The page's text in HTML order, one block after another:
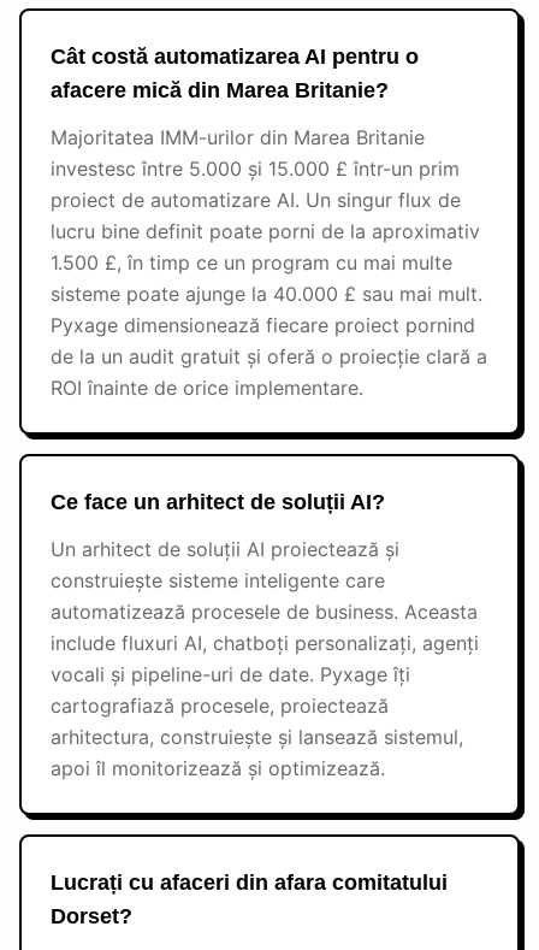
Cât costă automatizarea AI pentru o
afacere mică din Marea Britanie?
Majoritatea IMM-urilor din Marea Britanie
investesc între 5.000 și 15.000 £ într-un prim
proiect de automatizare AI. Un singur flux de
lucru bine definit poate porni de la aproximativ
1.500 £, în timp ce un program cu mai multe
sisteme poate ajunge la 40.000 £ sau mai mult.
Pyxage dimensionează fiecare proiect pornind
de la un audit gratuit și oferă o proiecție clară a
ROI înainte de orice implementare.
Ce face un arhitect de soluții AI?
Un arhitect de soluții AI proiectează și
construiește sisteme inteligente care
automatizează procesele de business. Aceasta
include fluxuri AI, chatboți personalizați, agenți
vocali și pipeline-uri de date. Pyxage îți
cartografiază procesele, proiectează
arhitectura, construiește și lansează sistemul,
apoi îl monitorizează și optimizează.
Lucrați cu afaceri din afara comitatului
Dorset?